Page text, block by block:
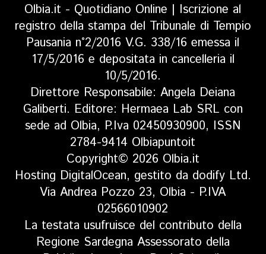
Olbia.it - Quotidiano Online | Iscrizione al
registro della stampa del Tribunale di Tempio
Pausania n°2/2016 V.G. 338/16 emessa il
17/5/2016 e depositata in cancelleria il
10/5/2016.
Direttore Responsabile: Angela Deiana
Galiberti. Editore: Hermaea Lab SRL con
sede ad Olbia, P.Iva 02450930900, ISSN
2784-9414 Olbiapuntoit
Copyright© 2026 Olbia.it
Hosting DigitalOcean, gestito da dodify Ltd.
Via Andrea Pozzo 23, Olbia - P.IVA
02566010902
La testata usufruisce del contributo della
Regione Sardegna Assessorato della